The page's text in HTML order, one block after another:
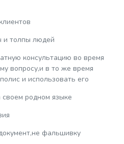
и толпы людей
консультацию во время
вопросу,и в то же время
и использовать его
родном языке
фальшивку